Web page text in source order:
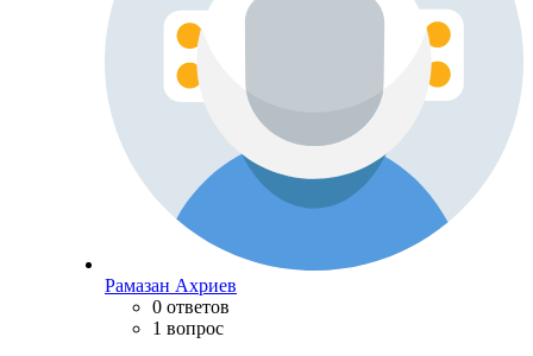
Рамазан Ахриев
0 ответов
1 вопрос